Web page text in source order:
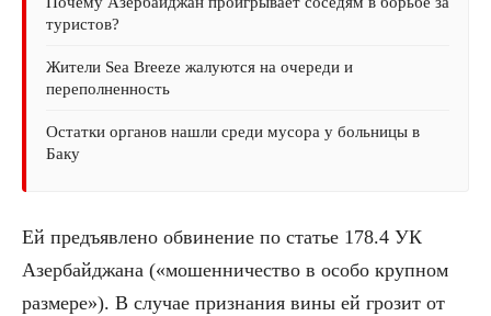
туристов?
Жители Sea Breeze жалуются на очереди и
переполненность
Остатки органов нашли среди мусора у больницы в
Баку
Ей предъявлено обвинение по статье 178.4 УК
Азербайджана («мошенничество в особо крупном
размере»). В случае признания вины ей грозит от